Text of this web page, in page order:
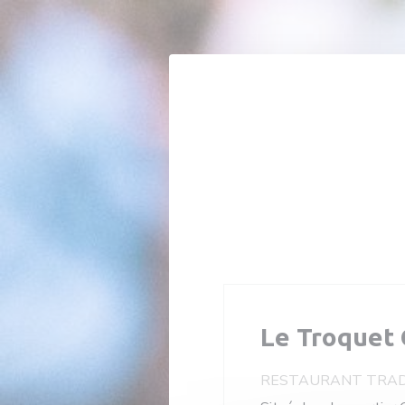
Personnalisation de vos choix en matière de cookies
Le Troquet
RESTAURANT